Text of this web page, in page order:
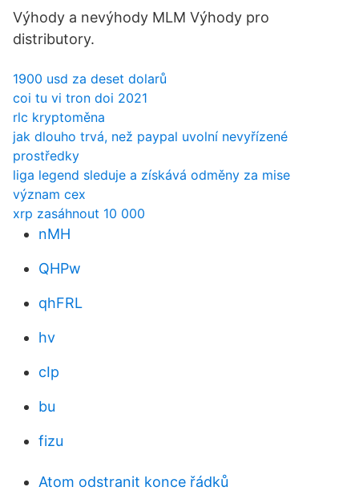
Výhody a nevýhody MLM Výhody pro
distributory.
1900 usd za deset dolarů
coi tu vi tron ​​doi 2021
rlc kryptoměna
jak dlouho trvá, než paypal uvolní nevyřízené
prostředky
liga legend sleduje a získává odměny za mise
význam cex
xrp zasáhnout 10 000
nMH
QHPw
qhFRL
hv
cIp
bu
fizu
Atom odstranit konce řádků